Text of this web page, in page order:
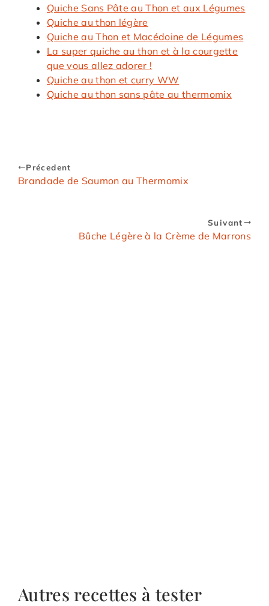
Quiche Sans Pâte au Thon et aux Légumes
Quiche au thon légère
Quiche au Thon et Macédoine de Légumes
La super quiche au thon et à la courgette
que vous allez adorer !
Quiche au thon et curry WW
Quiche au thon sans pâte au thermomix
Précedent
Brandade de Saumon au Thermomix
Suivant
Bûche Légère à la Crème de Marrons
Autres recettes à tester